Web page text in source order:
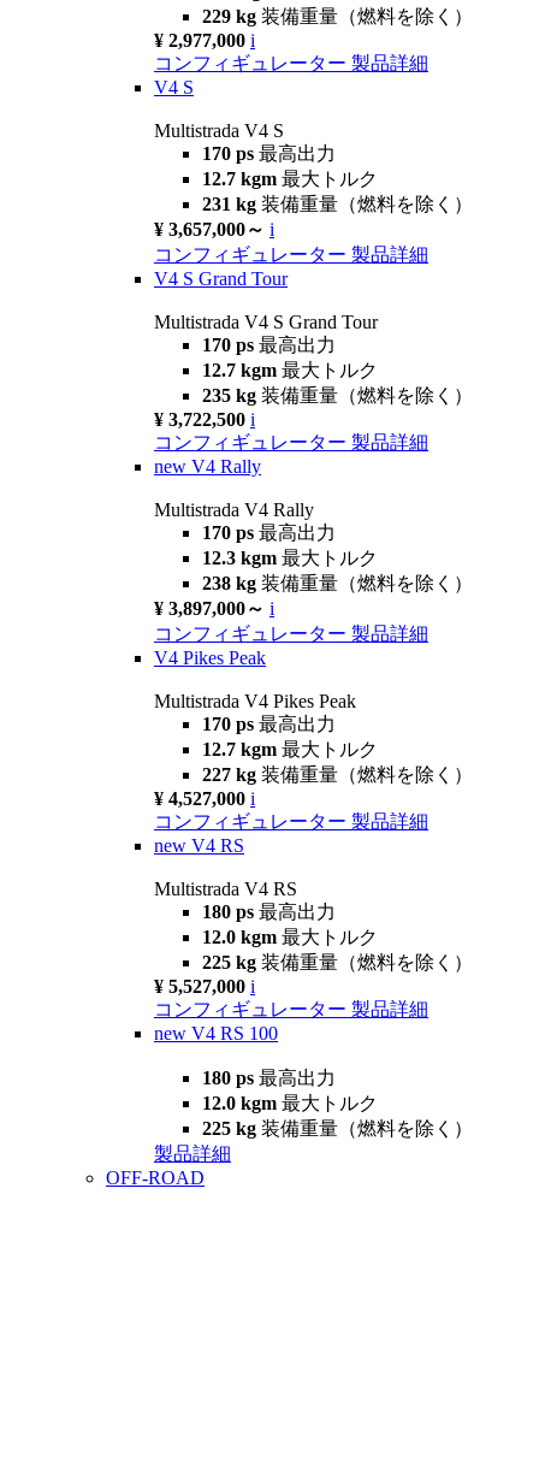
229 kg 装備重量（燃料を除く）
¥ 2,977,000 i
コンフィギュレーター 製品詳細
V4 S
Multistrada V4 S
170 ps 最高出力
12.7 kgm 最大トルク
231 kg 装備重量（燃料を除く）
¥ 3,657,000～ i
コンフィギュレーター 製品詳細
V4 S Grand Tour
Multistrada V4 S Grand Tour
170 ps 最高出力
12.7 kgm 最大トルク
235 kg 装備重量（燃料を除く）
¥ 3,722,500 i
コンフィギュレーター 製品詳細
new V4 Rally
Multistrada V4 Rally
170 ps 最高出力
12.3 kgm 最大トルク
238 kg 装備重量（燃料を除く）
¥ 3,897,000～ i
コンフィギュレーター 製品詳細
V4 Pikes Peak
Multistrada V4 Pikes Peak
170 ps 最高出力
12.7 kgm 最大トルク
227 kg 装備重量（燃料を除く）
¥ 4,527,000 i
コンフィギュレーター 製品詳細
new V4 RS
Multistrada V4 RS
180 ps 最高出力
12.0 kgm 最大トルク
225 kg 装備重量（燃料を除く）
¥ 5,527,000 i
コンフィギュレーター 製品詳細
new V4 RS 100
180 ps 最高出力
12.0 kgm 最大トルク
225 kg 装備重量（燃料を除く）
製品詳細
OFF-ROAD